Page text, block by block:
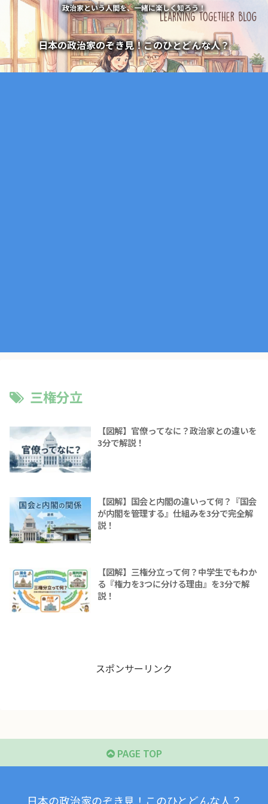
政治家という人間を、一緒に楽しく知ろう！
日本の政治家のぞき見！このひとどんな人？
三権分立
【図解】官僚ってなに？政治家との違いを
3分で解説！
【図解】国会と内閣の違いって何？『国会
が内閣を管理する』仕組みを3分で完全解
説！
【図解】三権分立って何？中学生でもわか
る『権力を3つに分ける理由』を3分で解
説！
スポンサーリンク
PAGE TOP
日本の政治家のぞき見！このひとどんな人？